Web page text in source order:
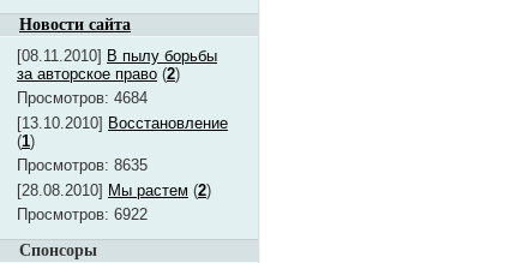
Новости сайта
[08.11.2010] В пылу борьбы
за авторское право (2)
Просмотров: 4684
[13.10.2010] Восстановление
(1)
Просмотров: 8635
[28.08.2010] Мы растем (2)
Просмотров: 6922
Спонсоры